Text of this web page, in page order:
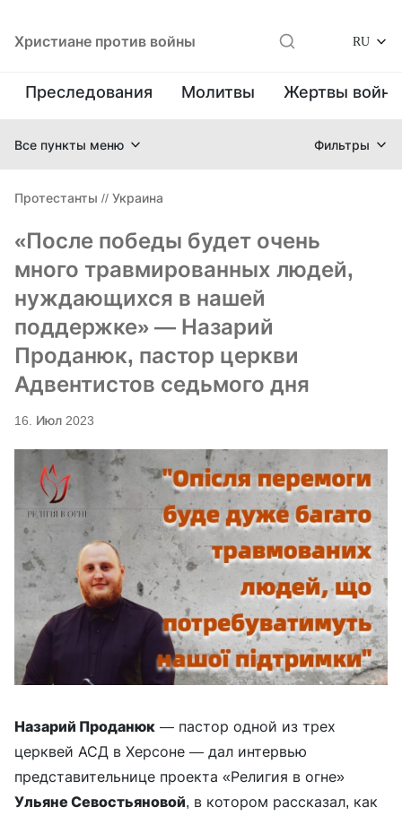
Христиане против войны RU
Преследования Молитвы Жертвы
Все пункты меню Фильтры
Протестанты // Украина
«После победы будет очень
много травмированных людей,
нуждающихся в нашей
поддержке» — Назарий
Проданюк, пастор церкви
Адвентистов седьмого дня
16. Июл 2023
Назарий Проданюк — пастор одной из трех
церквей АСД в Херсоне — дал интервью
представительнице проекта «Религия в огне»
Ульяне Севостьяновой, в котором рассказал, как